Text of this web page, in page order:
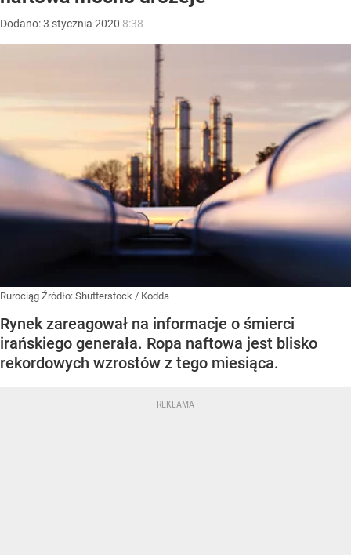
Dodano:3 stycznia 2020 8:38
Rurociąg Źródło: Shutterstock / Kodda
Rynek zareagował na informacje o śmierci
irańskiego generała. Ropa naftowa jest blisko
rekordowych wzrostów z tego miesiąca.